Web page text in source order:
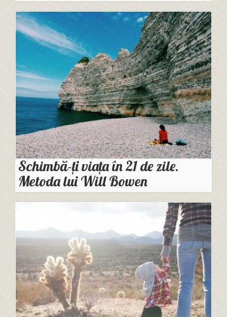
Schimbă-ți viața în 21 de zile.
Metoda lui Will Bowen